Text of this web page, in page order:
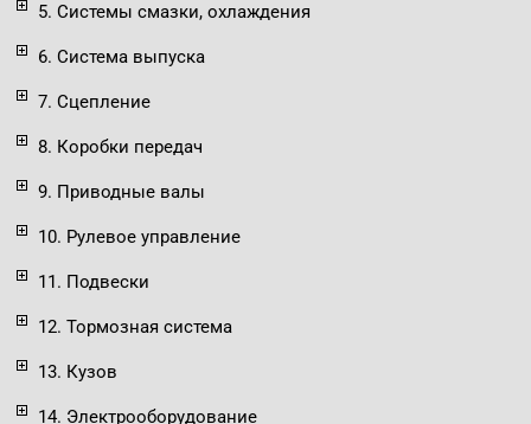
5. Системы смазки, охлаждения
6. Система выпуска
7. Сцепление
8. Коробки передач
9. Приводные валы
10. Рулевое управление
11. Подвески
12. Тормозная система
13. Кузов
14. Электрооборудование